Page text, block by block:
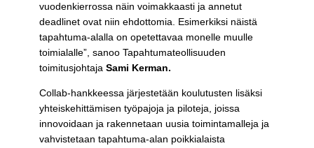
vuodenkierrossa näin voimakkaasti ja annetut
deadlinet ovat niin ehdottomia. Esimerkiksi näistä
tapahtuma-alalla on opetettavaa monelle muulle
toimialalle”, sanoo Tapahtumateollisuuden
toimitusjohtaja Sami Kerman.
Collab-hankkeessa järjestetään koulutusten lisäksi
yhteiskehittämisen työpajoja ja piloteja, joissa
innovoidaan ja rakennetaan uusia toimintamalleja ja
vahvistetaan tapahtuma-alan poikkialaista